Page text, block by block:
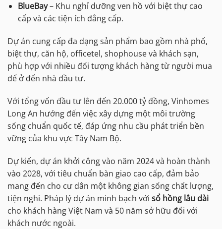
BlueBay– Khu nghỉ dưỡng ven hồ với biệt thự cao
cấp và các tiện ích đẳng cấp.
Dự án cung cấp đa dạng sản phẩm bao gồm nhà phố,
biệt thự, căn hộ, officetel, shophouse và khách sạn,
phù hợp với nhiều đối tượng khách hàng từ người mua
để ở đến nhà đầu tư.
Với tổng vốn đầu tư lên đến 20.000 tỷ đồng, Vinhomes
Long An hướng đến việc xây dựng một môi trường
sống chuẩn quốc tế, đáp ứng nhu cầu phát triển bền
vững của khu vực Tây Nam Bộ.
Dự kiến, dự án khởi công vào năm 2024 và hoàn thành
vào 2028, với tiêu chuẩn bàn giao cao cấp, đảm bảo
mang đến cho cư dân một không gian sống chất lượng,
tiện nghi. Pháp lý dự án minh bạch với sổ hồng lâu dài
cho khách hàng Việt Nam và 50 năm sở hữu đối với
khách nước ngoài.